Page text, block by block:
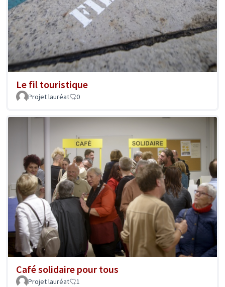
Le fil touristique
Projet lauréat 0
Café solidaire pour tous
Projet lauréat 1